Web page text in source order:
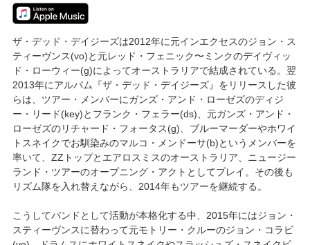
ザ・デッド・デイジーズは2012年に元インエクセスのジョン・ス
ティーヴンス(vo)と元レッド・フェニック〜ミンクのデイヴィッ
ド・ローウィー(g)によってオーストラリアで結成されている。翌
2013年にアルバム『ザ・デッド・デイジーズ』をリリースした彼
らは、ツアー・メンバーにガンズ・アンド・ローゼズのディジ
ー・リード(key)とフランク・フェラー(ds)、元ガンズ・アンド・
ローゼズのリチャード・フォータス(g)、ブルーマーダーやホワイ
トスネイクでお馴染みのマルコ・メンドーサ(b)というメンバーを
率いて、ZZトップとエアロスミスのオーストラリア、ニュージー
ランド・ツアーのオープニング・アクトとしてプレイ。その後も
リズム隊を入れ替えながら、2014年もツアーを継続する。
こうしてバンドとして活動が本格化する中、2015年にはジョン・
スティーヴンスに替わって元モトリー・クルーのジョン・コラビ